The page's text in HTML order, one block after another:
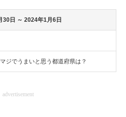
30日 ～ 2024年1月6日
マジでうまいと思う都道府県は？
advertisement